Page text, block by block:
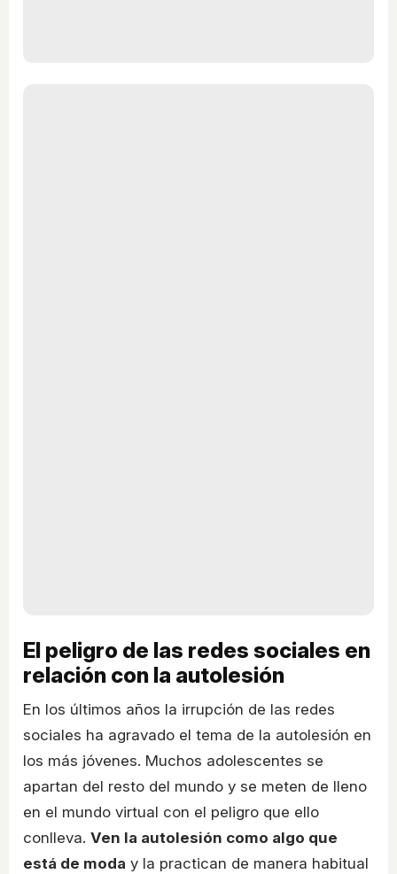
El peligro de las redes sociales en
relación con la autolesión
En los últimos años la irrupción de las redes
sociales ha agravado el tema de la autolesión en
los más jóvenes. Muchos adolescentes se
apartan del resto del mundo y se meten de lleno
en el mundo virtual con el peligro que ello
conlleva. Ven la autolesión como algo que
está de moda y la practican de manera habitual